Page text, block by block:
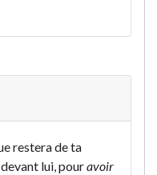
restera de ta
lui, pouravoir